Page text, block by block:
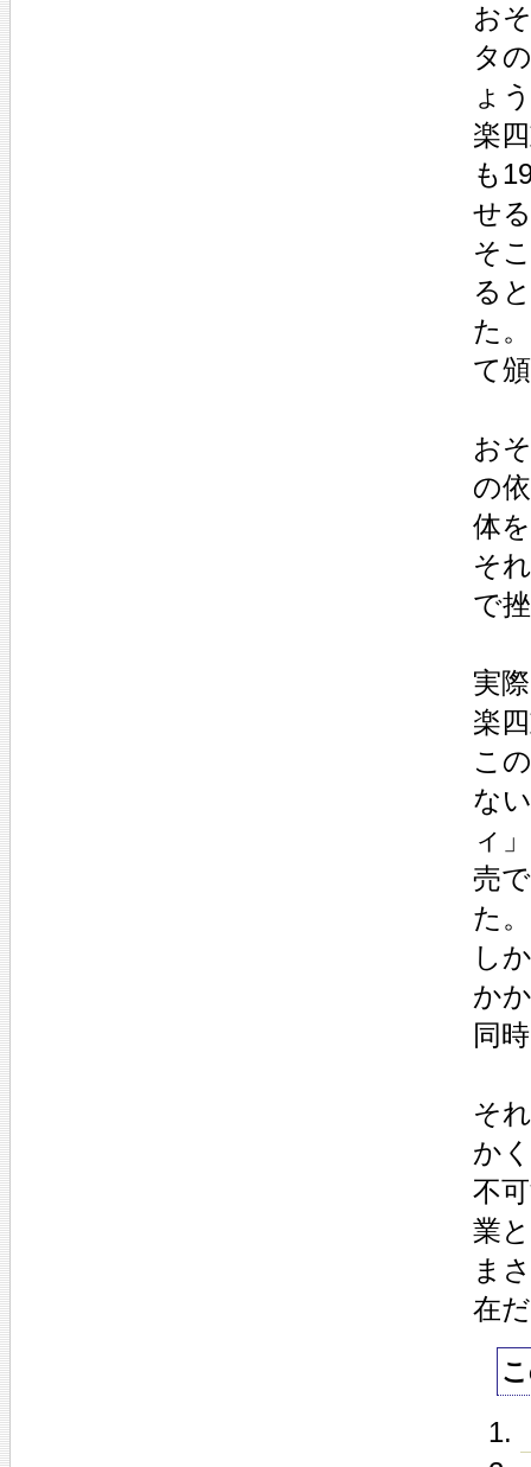
お
タ
ょ
楽
も
せ
そ
る
た
て
お
の
体
そ
で
実
楽
こ
な
ィ
売
た。
し
か
同
そ
か
不
業
ま
在